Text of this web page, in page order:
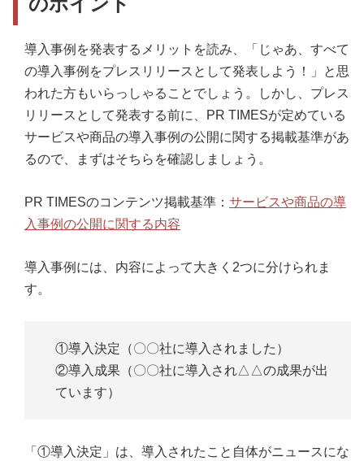
導入事例を発表するメリットを読み、「じゃあ、すべて
の導入事例をプレスリリースとして発表しよう！」と思
われた方もいらっしゃることでしょう。しかし、プレス
リリースとして発表する前に、PR TIMESが定めている
サービスや商品の導入事例の公開に関する掲載基準があ
るので、まずはそちらを確認しましょう。
PR TIMESのコンテンツ掲載基準： サービスや商品の導
入事例の公開に関する内容
導入事例には、内容によって大きく2つに分けられま
す。
①導入決定（〇〇社に導入されました）
②導入成果（〇〇社に導入され△△の成果が出
ています）
「①導入決定」は、導入されたこと自体がニュースにな